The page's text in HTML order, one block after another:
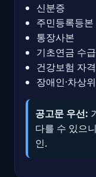
신분증
주민등록등본
통장사본
기초연금 수
건강보험 자
장애인·차상
공고문 우선:
다를 수 있으
인.